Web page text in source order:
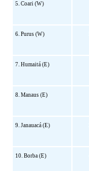
5. Coari (W)
6. Purus (W)
7. Humaitá (E)
8. Manaus (E)
9. Janauacá (E)
10. Borba (E)